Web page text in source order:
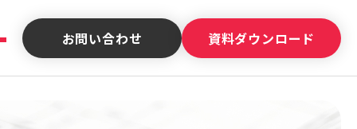
お問い合わせ 資料ダウンロード